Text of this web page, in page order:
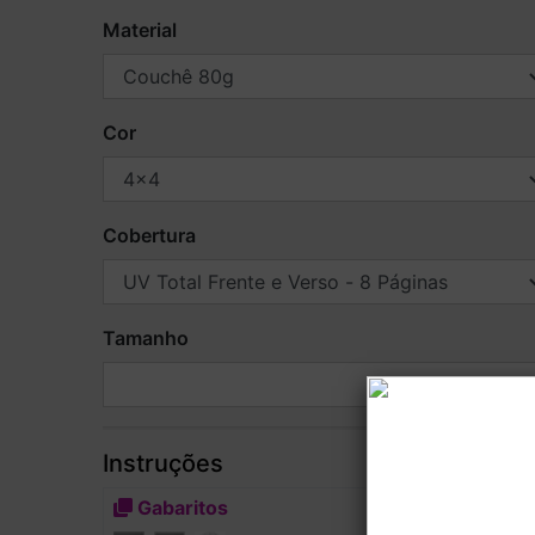
Material
Cor
Cobertura
Tamanho
Instruções
Gabaritos